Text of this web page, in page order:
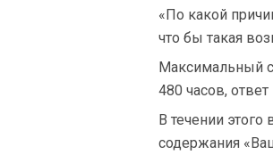
«По какой
что бы такая
Максимальный
480 часов,
В течении
содержания